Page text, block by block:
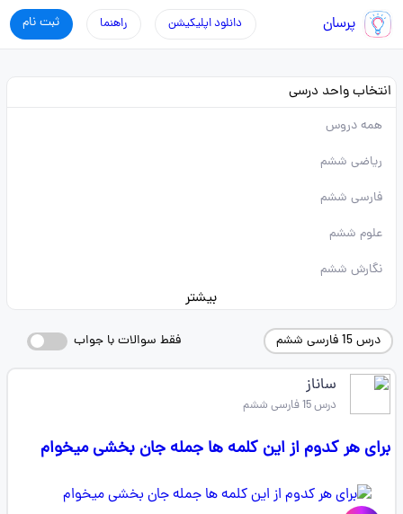
پرسان ثبت نام راهنما دانلود اپلیکیشن
انتخاب واحد درسی
همه دروس
ریاضی ششم
فارسی ششم
علوم ششم
نگارش ششم
بیشتر
درس 15 فارسی ششم فقط سوالات با جواب
ساناز
درس 15 فارسی ششم
برای هر کدوم از این کلمه ها جمله جان بخشی میخوام